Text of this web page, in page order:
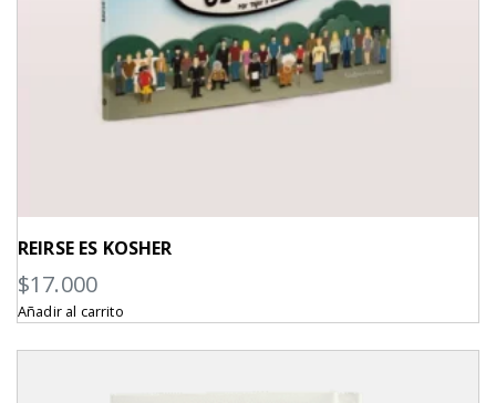
REIRSE ES KOSHER
$17.000
Añadir al carrito